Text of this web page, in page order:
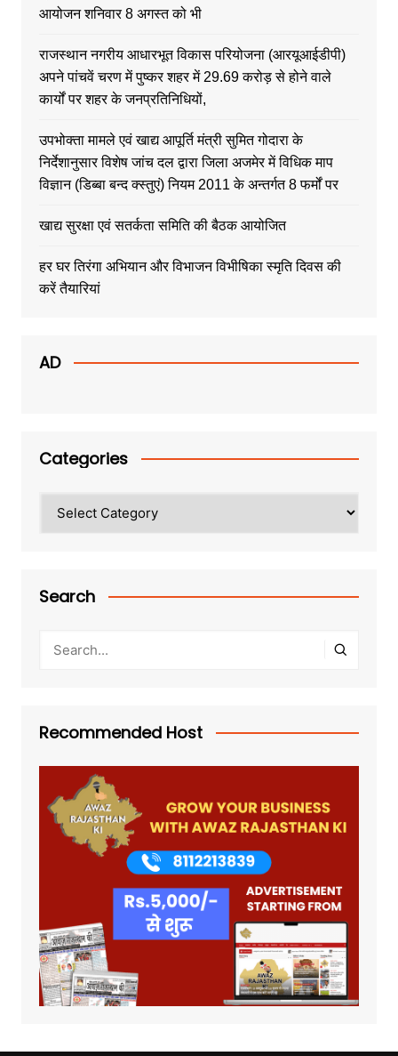
आयोजन शनिवार 8 अगस्त को भी
राजस्थान नगरीय आधारभूत विकास परियोजना (आरयूआईडीपी)
अपने पांचवें चरण में पुष्कर शहर में 29.69 करोड़ से होने वाले
कार्यों पर शहर के जनप्रतिनिधियों,
उपभोक्ता मामले एवं खाद्य आपूर्ति मंत्री सुमित गोदारा के
निर्देशानुसार विशेष जांच दल द्वारा जिला अजमेर में विधिक माप
विज्ञान (डिब्बा बन्द क्स्तुएं) नियम 2011 के अन्तर्गत 8 फर्मों पर
खाद्य सुरक्षा एवं सतर्कता समिति की बैठक आयोजित
हर घर तिरंगा अभियान और विभाजन विभीषिका स्मृति दिवस की
करें तैयारियां
AD
Categories
Search
Recommended Host